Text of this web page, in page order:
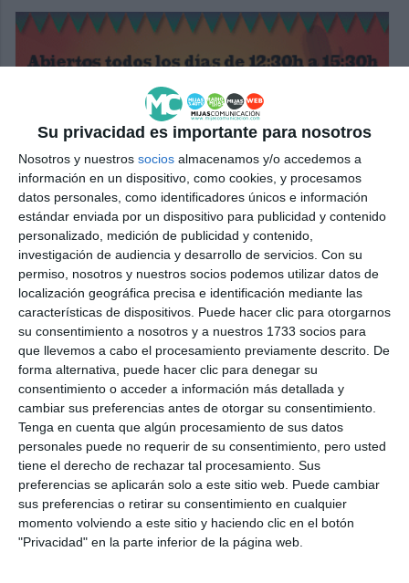
Su privacidad es importante para nosotros
Nosotros y nuestros socios almacenamos y/o accedemos a
información en un dispositivo, como cookies, y procesamos
datos personales, como identificadores únicos e información
estándar enviada por un dispositivo para publicidad y contenido
personalizado, medición de publicidad y contenido,
investigación de audiencia y desarrollo de servicios. Con su
permiso, nosotros y nuestros socios podemos utilizar datos de
localización geográfica precisa e identificación mediante las
características de dispositivos. Puede hacer clic para otorgarnos
su consentimiento a nosotros y a nuestros 1733 socios para
que llevemos a cabo el procesamiento previamente descrito. De
forma alternativa, puede hacer clic para denegar su
consentimiento o acceder a información más detallada y
cambiar sus preferencias antes de otorgar su consentimiento.
Tenga en cuenta que algún procesamiento de sus datos
personales puede no requerir de su consentimiento, pero usted
tiene el derecho de rechazar tal procesamiento. Sus
preferencias se aplicarán solo a este sitio web. Puede cambiar
sus preferencias o retirar su consentimiento en cualquier
momento volviendo a este sitio y haciendo clic en el botón
"Privacidad" en la parte inferior de la página web.